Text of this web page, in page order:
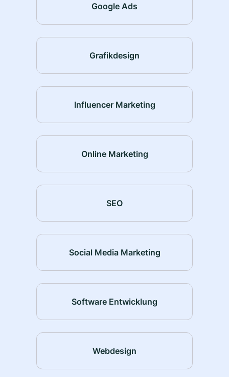
Google Ads
Grafikdesign
Influencer Marketing
Online Marketing
SEO
Social Media Marketing
Software Entwicklung
Webdesign